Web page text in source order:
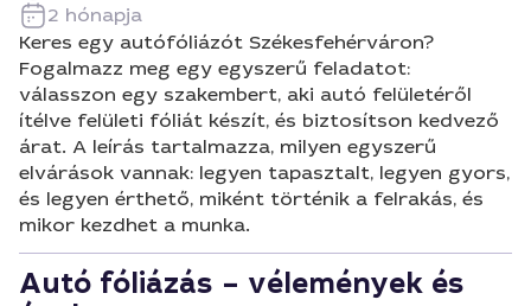
2 hónapja
Keres egy autófóliázót Székesfehérváron?
Fogalmazz meg egy egyszerű feladatot:
válasszon egy szakembert, aki autó felületéről
ítélve felületi fóliát készít, és biztosítson kedvező
árat. A leírás tartalmazza, milyen egyszerű
elvárások vannak: legyen tapasztalt, legyen gyors,
és legyen érthető, miként történik a felrakás, és
mikor kezdhet a munka.
Autó fóliázás – vélemények és